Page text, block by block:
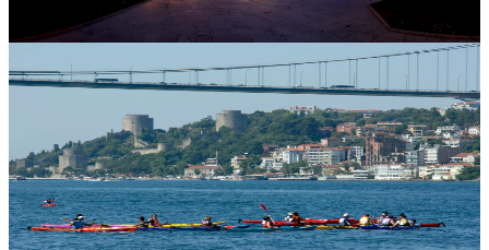
SATIN AL
Istanbul Workshops KANO - Kız Kulesi'nin Karşısı
1 Ağustos 09:00 - 31 Ağustos 09:00
Boğazda Kano Deneyimi
Boğazda Kano Deneyimi, Üsküdar'dan Kız Kulesi'ne uzanan
rehberli rotasıyla İstanbul'u suyun üzerinden keşfetmek
isteyenleri bekliyor.
SATIN AL